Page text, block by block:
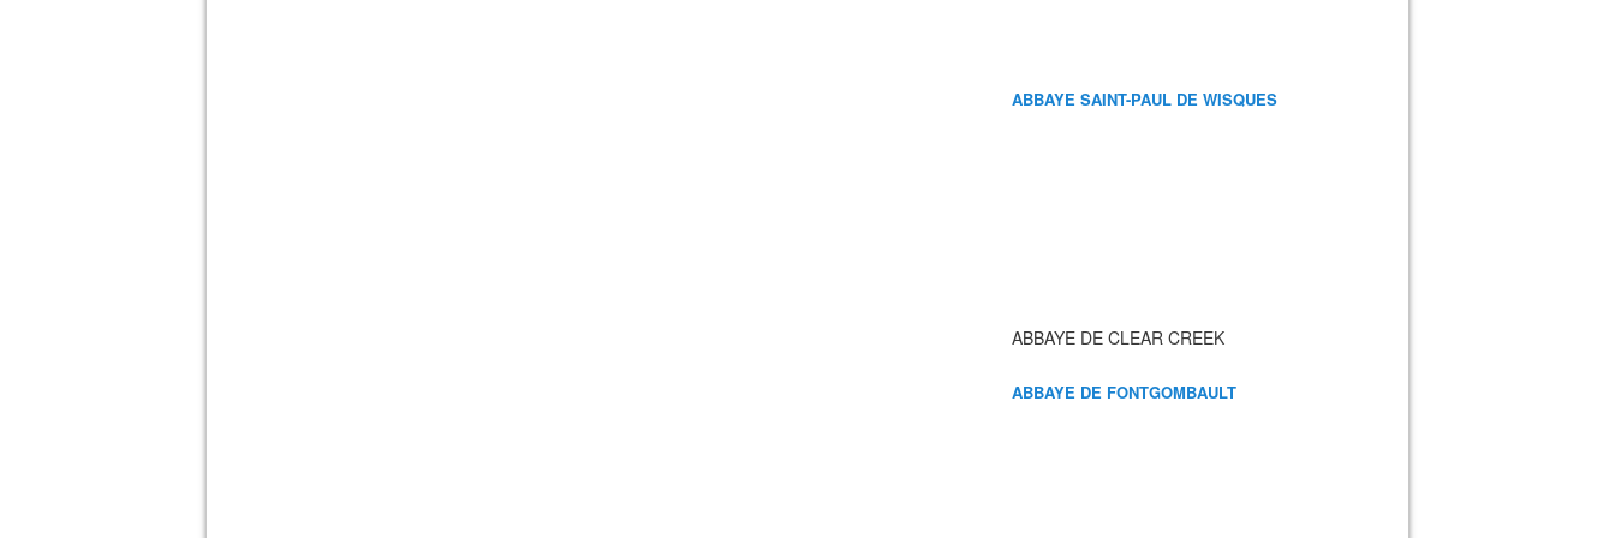
ABBAYE SAINT-PAUL DE WISQUES
ABBAYE DE CLEAR CREEK
ABBAYE DE FONTGOMBAULT